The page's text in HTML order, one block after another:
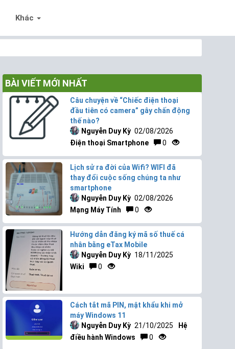
Khác
BÀI VIẾT MỚI NHẤT
Câu chuyện về “Chiếc điện thoại
đầu tiên có camera” gây chấn động
thế nào?
Nguyễn Duy Kỳ 02/08/2026
Điện thoại Smartphone
0
Lịch sử ra đời của Wifi? WIFI đã
thay đổi cuộc sống chúng ta như
smartphone
Nguyễn Duy Kỳ 02/08/2026
Mạng Máy Tính
0
Hướng dẫn đăng ký mã số thuế cá
nhân bằng eTax Mobile
Nguyễn Duy Kỳ 18/11/2025
Wiki
0
Cách tắt mã PIN, mật khẩu khi mở
máy Windows 11
Nguyễn Duy Kỳ 21/10/2025
Hệ
điều hành Windows
0